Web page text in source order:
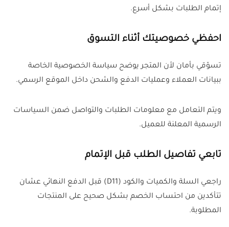
إتمام الطلبات بشكل أسرع.
احفظي خصوصيتك أثناء التسوق
تسوّقي بأمان لأن المتجر يوضح سياسة الخصوصية الخاصة
ببيانات العملاء وعمليات الدفع والشحن داخل الموقع الرسمي.
ويتم التعامل مع معلومات الطلبات والتواصل ضمن السياسات
الرسمية المعلنة للعميل.
تابعي تفاصيل الطلب قبل الإتمام
راجعي السلة والكميات والكود (D11) قبل الدفع النهائي عشان
تتأكدين من احتساب الخصم بشكل صحيح على المنتجات
المطلوبة.